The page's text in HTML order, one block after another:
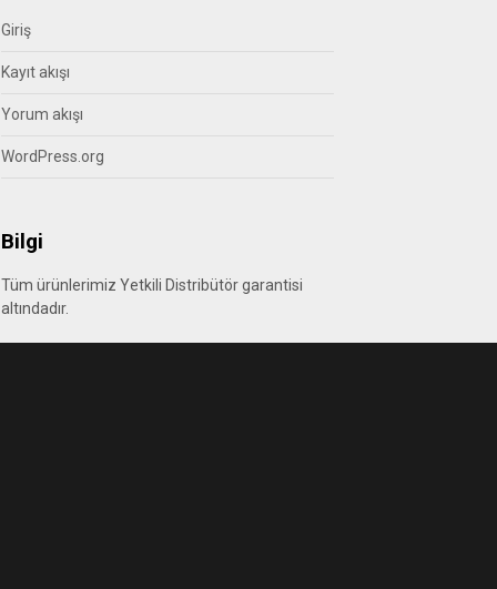
Giriş
Kayıt akışı
Yorum akışı
WordPress.org
Bilgi
Tüm ürünlerimiz Yetkili Distribütör garantisi
altındadır.